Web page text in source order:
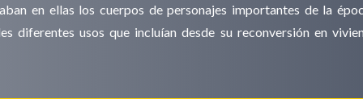
en ellas los cuerpos de personajes importantes de la
diferentes usos que incluían desde su reconversión en